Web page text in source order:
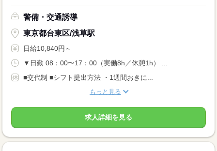
警備・交通誘導
東京都台東区/浅草駅
日給10,840円～
▼日勤 08：00〜17：00（実働8h／休憩1h） ...
■交代制 ■シフト提出方法 ・1週間おきに...
もっと見る
求人詳細を見る